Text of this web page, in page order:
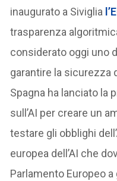
inaugurato a Siviglia
trasparenza
considerato oggi uno
garantire la sicurezza
Spagna ha lanciato la
sull’AI per creare un
testare gli obblighi
europea dell’AI che
Parlamento Europeo